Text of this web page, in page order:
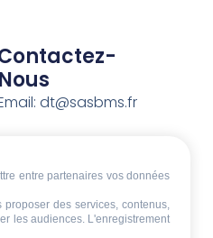
Nous
dt@sasbms.fr
entre partenaires vos données
des services, contenus,
les audiences. L'enregistrement